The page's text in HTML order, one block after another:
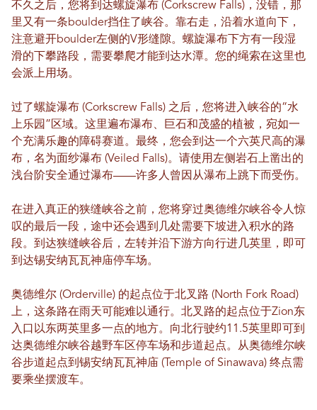
不久之后，您将到达螺旋瀑布 (Corkscrew Falls)，没错，那
里又有一条boulder挡住了峡谷。靠右走，沿着水道向下，
注意避开boulder左侧的V形缝隙。螺旋瀑布下方有一段湿
滑的下攀路段，需要攀爬才能到达水潭。您的绳索在这里也
会派上用场。
过了螺旋瀑布 (Corkscrew Falls) 之后，您将进入峡谷的“水
上乐园”区域。这里遍布瀑布、巨石和茂盛的植被，宛如一
个充满乐趣的障碍赛道。最终，您会到达一个六英尺高的瀑
布，名为面纱瀑布 (Veiled Falls)。请使用左侧岩石上凿出的
浅台阶安全通过瀑布——许多人曾因从瀑布上跳下而受伤。
在进入真正的狭缝峡谷之前，您将穿过奥德维尔峡谷令人惊
叹的最后一段，途中还会遇到几处需要下坡进入积水的路
段。到达狭缝峡谷后，左转并沿下游方向行进几英里，即可
到达锡安纳瓦瓦神庙停车场。
奥德维尔 (Orderville) 的起点位于北叉路 (North Fork Road)
上，这条路在雨天可能难以通行。北叉路的起点位于Zion东
入口以东两英里多一点的地方。向北行驶约11.5英里即可到
达奥德维尔峡谷越野车区停车场和步道起点。从奥德维尔峡
谷步道起点到锡安纳瓦瓦神庙 (Temple of Sinawava) 终点需
要乘坐摆渡车。